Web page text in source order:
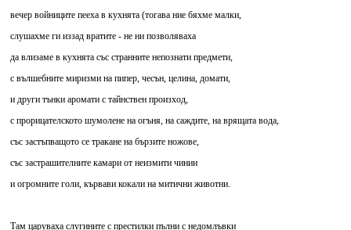
вечер войниците пееха в кухнята (тогава ние бяхме малки,
слушахме ги иззад вратите - не ни позволяваха
да влизаме в кухнята със странните непознати предмети,
с вълшебните миризми на пипер, чесън, целина, домати,
и други тънки аромати с тайнствен произход,
с прорицателското шумолене на огъня, на саждите, на врящата вода,
със застъпващото се тракане на бързите ножове,
със застрашителните камари от неизмити чинии
и огромните голи, кървави кокали на митични животни.
Там царуваха слугините с престилки пълни с недомлъвки